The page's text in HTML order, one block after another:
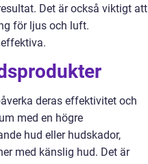
Det är också viktigt att
för ljus och luft.
deras effektivitet och
med en högre
hud eller hudskador,
med känslig hud. Det är